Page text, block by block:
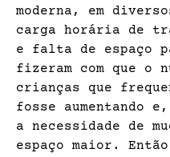
moderna, em
carga horária de
e falta de espaço
fizeram com que o
crianças que
fosse aumentando
a necessidade de
espaço maior.